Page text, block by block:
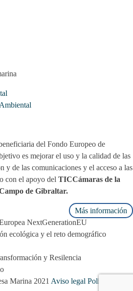
del Fondo Europeo de
es mejorar el uso y la calidad de las
y de las comunicaciones y el acceso a las
con el apoyo del TICCámaras de la
de Gibraltar.
Más información
Marina 2021 Aviso legal Política de